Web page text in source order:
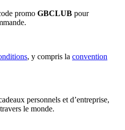
promo GBCLUB pour
, y compris la convention
personnels et d’entreprise,
le monde.